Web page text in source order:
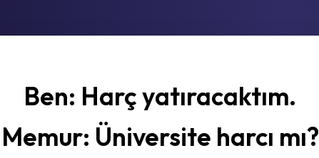
Ben: Harç yatıracaktım.
Memur: Üniversite harcı mı?